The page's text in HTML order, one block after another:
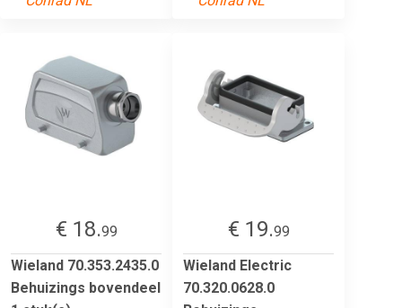
€ 18.99
Wieland 70.353.2435.0
Behuizings bovendeel
€ 19.99
Wieland Electric
70.320.0628.0